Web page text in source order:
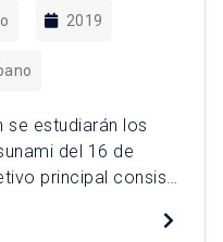
2019
se estudiarán los
del 16 de
principal consiste
espacio temporales